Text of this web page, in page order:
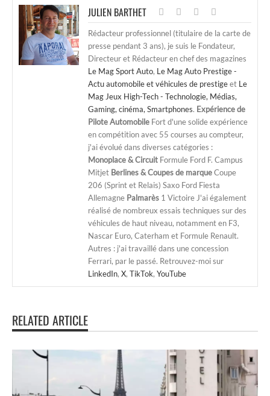
JULIEN BARTHET
Rédacteur professionnel (titulaire de la carte de
presse pendant 3 ans), je suis le Fondateur,
Directeur et Rédacteur en chef des magazines
Le Mag Sport Auto, Le Mag Auto Prestige -
Actu automobile et véhicules de prestigeet Le
Mag Jeux High-Tech - Technologie, Médias,
Gaming, cinéma, Smartphones. Expérience de
Pilote Automobile Fort d'une solide expérience
en compétition avec 55 courses au compteur,
j'ai évolué dans diverses catégories :
Monoplace & Circuit Formule Ford F. Campus
Mitjet Berlines & Coupes de marqueCoupe
206 (Sprint et Relais) Saxo Ford Fiesta
Allemagne Palmarès 1 Victoire J'ai également
réalisé de nombreux essais techniques sur des
véhicules de haut niveau, notamment en F3,
Nascar Euro, Caterham et Formule Renault.
Autres : j'ai travaillé dans une concession
Ferrari, par le passé. Retrouvez-moi sur
LinkedIn, X, TikTok, YouTube
RELATED ARTICLE